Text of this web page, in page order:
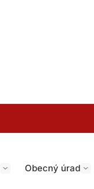
Obecný úrad